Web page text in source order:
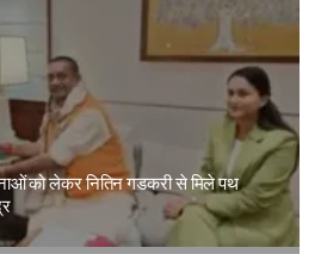
को लेकर नितिन गडकरी से मिले पथ